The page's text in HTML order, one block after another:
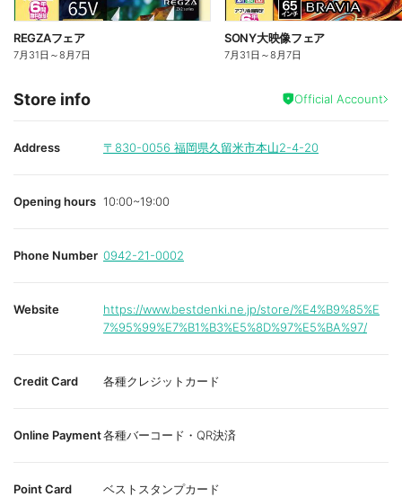
REGZAフェア
7月31日 ～8月7日
SONY大映像フェア
7月31日 ～8月7日
Store info Official Account
Address 〒830-0056 福岡県久留米市本山2-4-20
Opening hours 10:00~19:00
Phone Number 0942-21-0002
Website
https://www.bestdenki.ne.jp/store/%E4%B9%85%E
7%95%99%E7%B1%B3%E5%8D%97%E5%BA%97/
Credit Card 各種クレジットカード
Online Payment各種バーコード・QR決済
Point Card ベストスタンプカード